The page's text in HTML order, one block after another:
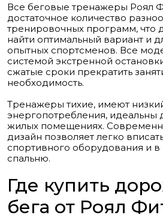
Все беговые тренажеры Роял
достаточное количество
тренировочных программ, что
найти оптимальный вариант и
опытных спортсменов. Все
системой экстренной
сжатые сроки прекратить
необходимость.
Тренажеры тихие, имеют
энергопотребления, идеальны
жилых помещениях.
дизайн позволяет легко
спортивного оборудования и в
спальню.
Где купить
бега от Роял